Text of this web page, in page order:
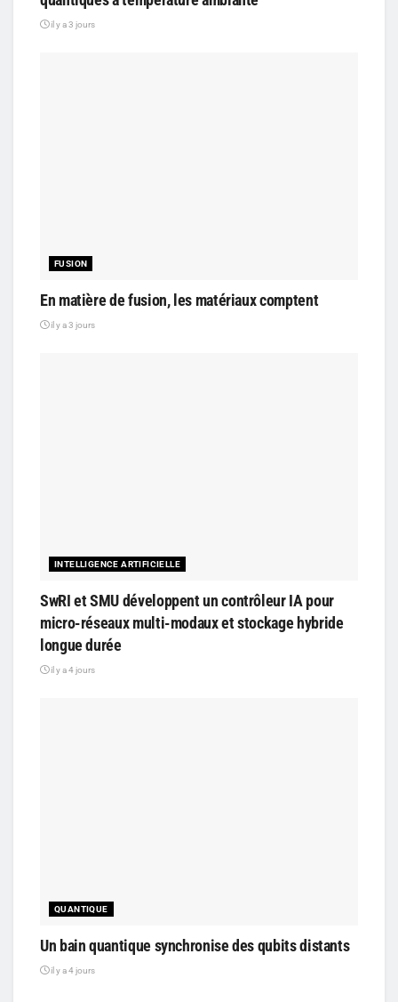
il y a 3 jours
FUSION
En matière de fusion, les matériaux comptent
il y a 3 jours
INTELLIGENCE ARTIFICIELLE
SwRI et SMU développent un contrôleur IA pour
micro-réseaux multi-modaux et stockage hybride
longue durée
il y a 4 jours
QUANTIQUE
Un bain quantique synchronise des qubits distants
il y a 4 jours